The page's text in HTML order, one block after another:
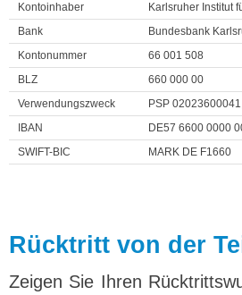
Kontoinhaber
Karlsruher Institut
Bank
Bundesbank
Kontonummer
66 001 508
BLZ
660 000 00
Verwendungszweck
PSP
IBAN
DE57 6600 0000
SWIFT-BIC
MARK DE F1660
Rücktritt von der
Zeigen Sie Ihren